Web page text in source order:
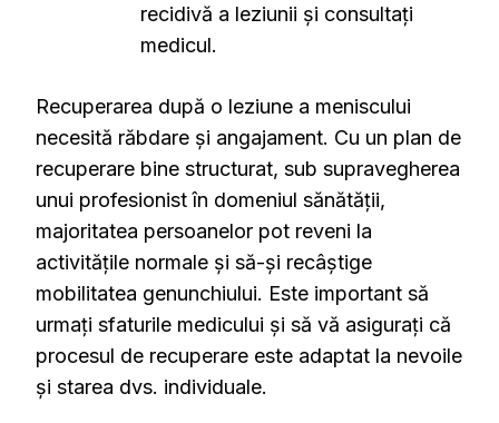
recidivă a leziunii și consultați
medicul.
Recuperarea după o leziune a meniscului
necesită răbdare și angajament. Cu un plan de
recuperare bine structurat, sub supravegherea
unui profesionist în domeniul sănătății,
majoritatea persoanelor pot reveni la
activitățile normale și să-și recâștige
mobilitatea genunchiului. Este important să
urmați sfaturile medicului și să vă asigurați că
procesul de recuperare este adaptat la nevoile
și starea dvs. individuale.